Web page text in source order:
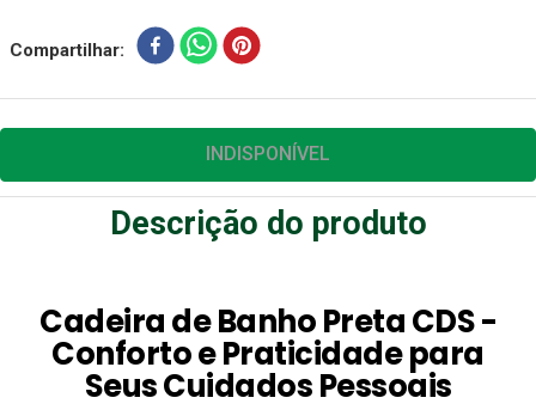
Compartilhar
INDISPONÍVEL
Descrição do produto
Cadeira de Banho Preta CDS -
Conforto e Praticidade para
Seus Cuidados Pessoais